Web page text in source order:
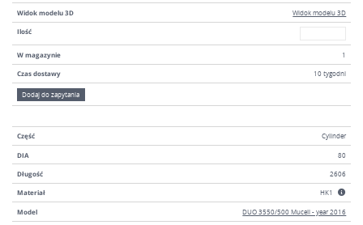
Widok modelu 3D Widok modelu 3D
Ilość
W magazynie 1
Czas dostawy 10 tygodni
Dodaj do zapytania
Część Cylinder
DIA 80
Długość 2606
Materiał HK1
Model DUO 3550/500 Mucell - year 2016